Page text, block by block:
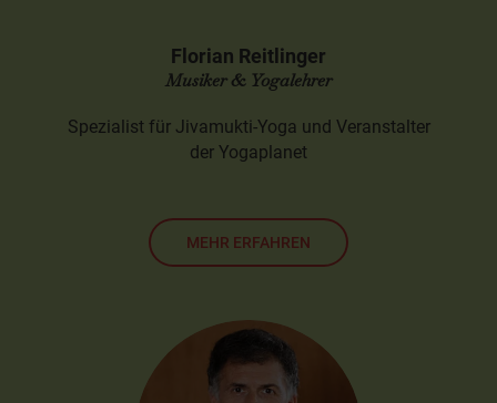
Florian Reitlinger
Musiker & Yogalehrer
Spezialist für Jivamukti-Yoga und Veranstalter
der Yogaplanet
MEHR ERFAHREN